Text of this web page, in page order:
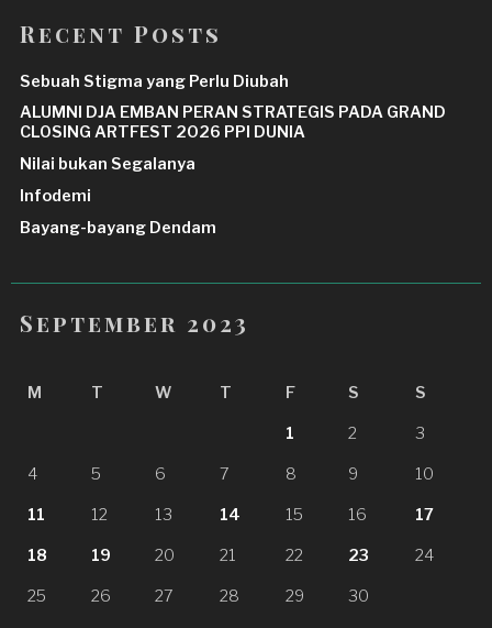
Recent Posts
Sebuah Stigma yang Perlu Diubah
ALUMNI DJA EMBAN PERAN STRATEGIS PADA GRAND
CLOSING ARTFEST 2026 PPI DUNIA
Nilai bukan Segalanya
Infodemi
Bayang-bayang Dendam
September 2023
M T W T F S S
1 2 3
4 5 6 7 8 9 10
11 12 13 14 15 16 17
18 19 20 21 22 23 24
25 26 27 28 29 30